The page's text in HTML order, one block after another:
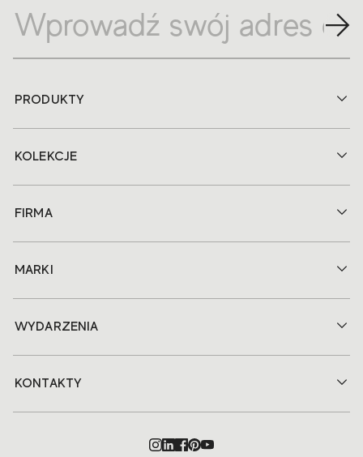
PRODUKTY
KOLEKCJE
FIRMA
MARKI
WYDARZENIA
KONTAKTY